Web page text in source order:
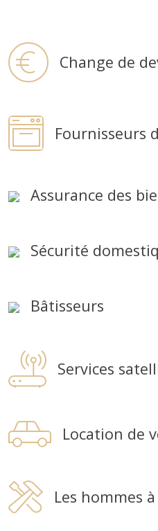
Change de
Fournisseurs
Assurance des
Sécurité
Bâtisseurs
Services
Location de
Les hommes